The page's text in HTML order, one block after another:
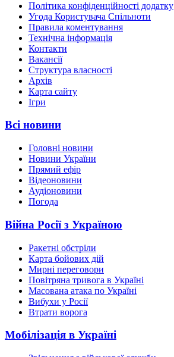
Політика конфіденційності додатку
Угода Користувача Спільноти
Правила коментування
Технічна інформація
Контакти
Вакансії
Структура власності
Архів
Карта сайту
Ігри
Всі новини
Головні новини
Новини України
Прямий ефір
Відеоновини
Аудіоновини
Погода
Війна Росії з Україною
Ракетні обстріли
Карта бойових дій
Мирні переговори
Повітряна тривога в Україні
Масована атака по Україні
Вибухи у Росії
Втрати ворога
Мобілізація в Україні